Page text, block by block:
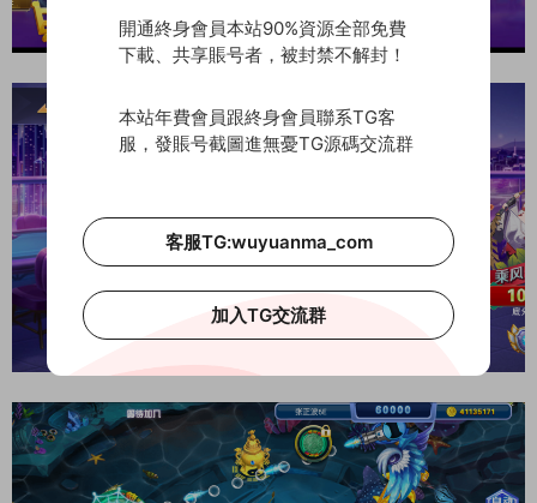
開通終身會員本站90%資源全部免費
下載、共享賬号者，被封禁不解封！
本站年費會員跟終身會員聯系TG客
服，發賬号截圖進無憂TG源碼交流群
客服TG:wuyuanma_com
加入TG交流群